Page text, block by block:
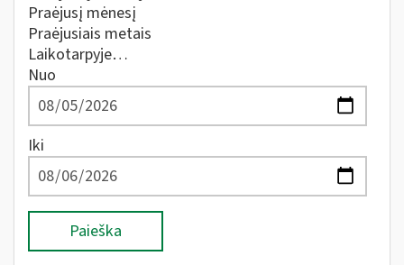
Praėjusį mėnesį
Praėjusiais metais
Laikotarpyje…
Nuo
Iki
Paieška